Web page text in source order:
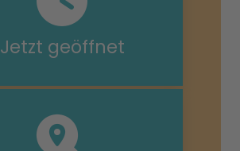
Jetzt geöffnet